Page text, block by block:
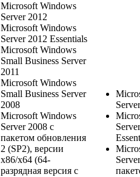
Microsoft Windows
Server 2012
Microsoft Windows
Server 2012 Essentials
Microsoft Windows
Small Business Server
2011
Microsoft Windows
Small Business Server
2008
Microsoft Windows
Server 2008 с
пакетом обновления
2 (SP2), версии
x86/x64 (64-
разрядная версия с